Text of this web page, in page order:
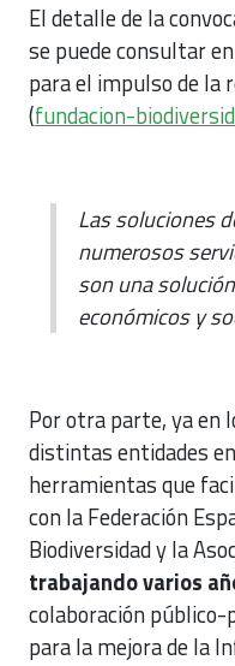
El detalle de la
se puede consultar
para el impulso de la
(fundacion-
Las soluciones
numerosos
son una
económicos y
Por otra parte, ya en
distintas entidades
herramientas que
con la Federación
Biodiversidad y la
trabajando varios
colaboración
para la mejora de la